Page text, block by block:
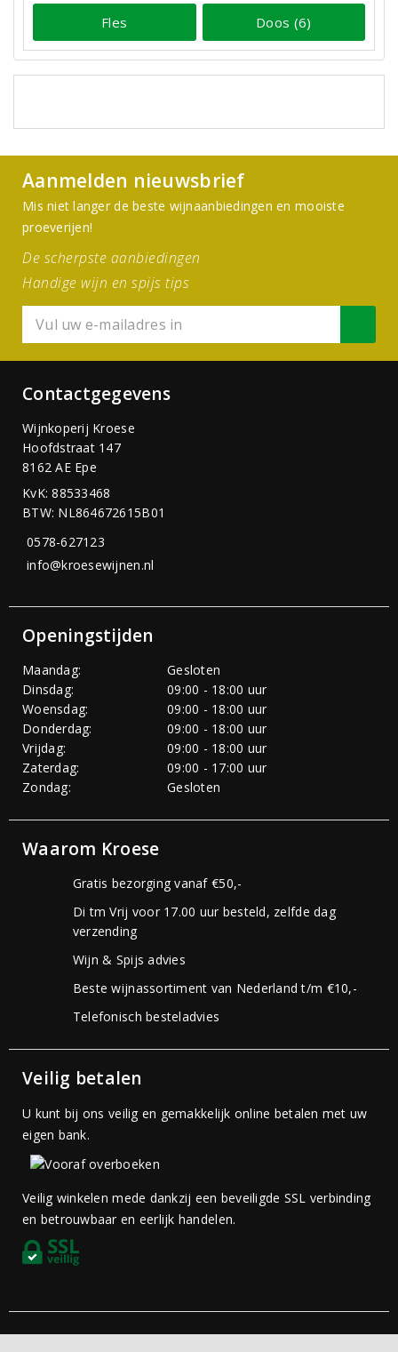
Fles Doos (6)
Aanmelden nieuwsbrief
Mis niet langer de beste wijnaanbiedingen en mooiste
proeverijen!
De scherpste aanbiedingen
Handige wijn en spijs tips
Contactgegevens
Wijnkoperij Kroese
Hoofdstraat 147
8162 AE Epe
KvK: 88533468
BTW: NL864672615B01
0578-627123
info@kroesewijnen.nl
Openingstijden
Maandag:
Gesloten
Dinsdag:
09:00 - 18:00 uur
Woensdag:
09:00 - 18:00 uur
Donderdag:
09:00 - 18:00 uur
Vrijdag:
09:00 - 18:00 uur
Zaterdag:
09:00 - 17:00 uur
Zondag:
Gesloten
Waarom Kroese
Gratis bezorging vanaf €50,-
Di tm Vrij voor 17.00 uur besteld, zelfde dag
verzending
Wijn & Spijs advies
Beste wijnassortiment van Nederland t/m €10,-
Telefonisch besteladvies
Veilig betalen
U kunt bij ons veilig en gemakkelijk online betalen met uw
eigen bank.
Veilig winkelen mede dankzij een beveiligde SSL verbinding
en betrouwbaar en eerlijk handelen.